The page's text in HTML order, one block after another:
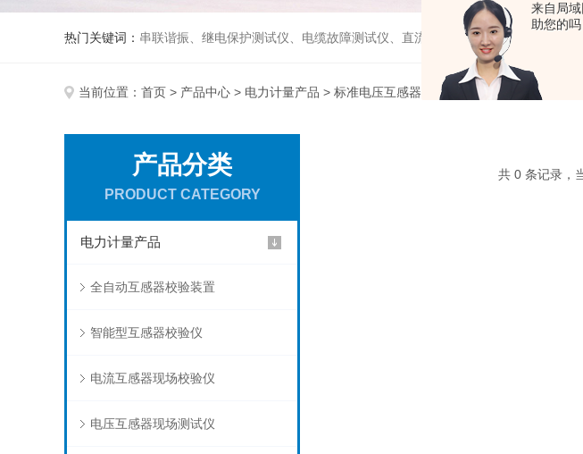
来自局
助您的吗
热门关键词： 串联谐振、继电保护测试仪、电缆故障测试仪、直流高压发生器等
当前位置： 首页 > 产品中心 > 电力计量产品 > 标准电压互感器
产品分类
PRODUCT CATEGORY
电力计量产品
全自动互感器校验装置
智能型互感器校验仪
电流互感器现场校验仪
电压互感器现场测试仪
共 0 条记录，